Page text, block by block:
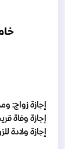
إجازة زواج:
إجازة وفاة
إجازة ولادة